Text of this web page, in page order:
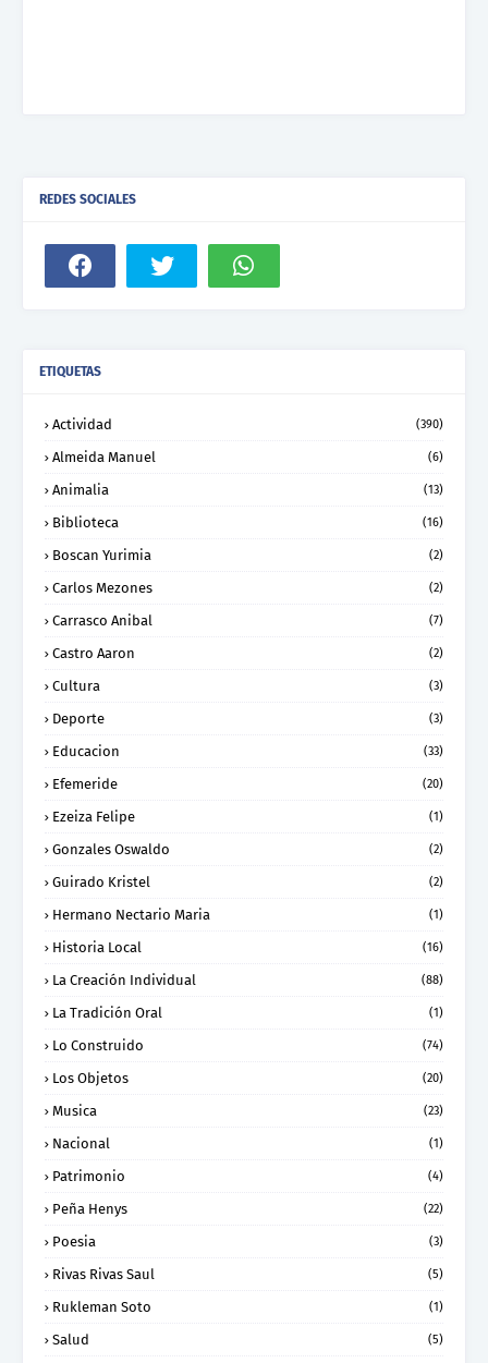
REDES SOCIALES
ETIQUETAS
Actividad (390)
Almeida Manuel (6)
Animalia (13)
Biblioteca (16)
Boscan Yurimia (2)
Carlos Mezones (2)
Carrasco Anibal (7)
Castro Aaron (2)
Cultura (3)
Deporte (3)
Educacion (33)
Efemeride (20)
Ezeiza Felipe (1)
Gonzales Oswaldo (2)
Guirado Kristel (2)
Hermano Nectario Maria (1)
Historia Local (16)
La Creación Individual (88)
La Tradición Oral (1)
Lo Construido (74)
Los Objetos (20)
Musica (23)
Nacional (1)
Patrimonio (4)
Peña Henys (22)
Poesia (3)
Rivas Rivas Saul (5)
Rukleman Soto (1)
Salud (5)